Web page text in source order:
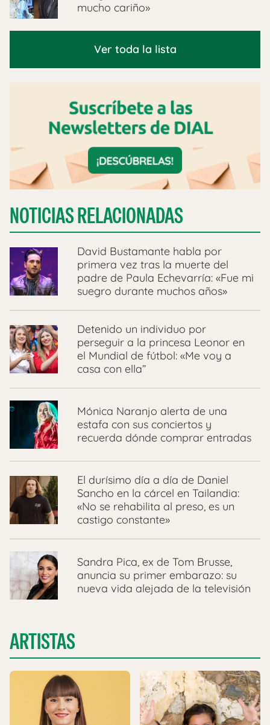
mucho cariño»
Ver toda la lista
NOTICIAS RELACIONADAS
David Bustamante habla por
primera vez tras la muerte del
padre de Paula Echevarría: «Fue mi
suegro durante muchos años»
Detenido un individuo por
perseguir a la princesa Leonor en
el Mundial de fútbol: «Me voy a
casa con ella”
Mónica Naranjo alerta de una
estafa con sus conciertos y
recuerda dónde comprar entradas
El durísimo día a día de Daniel
Sancho en la cárcel en Tailandia:
«No se rehabilita al preso, es un
castigo constante»
Sandra Pica, ex de Tom Brusse,
anuncia su primer embarazo: su
nueva vida alejada de la televisión
ARTISTAS